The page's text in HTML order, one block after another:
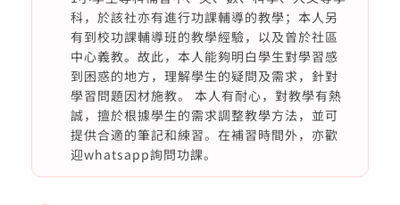
科，於該社亦有進行功課輔導的教學；本人另
有到校功課輔導班的教學經驗，以及曾於社區
中心義教。故此，本人能夠明白學生對學習感
到困惑的地方，理解學生的疑問及需求，針對
學習問題因材施教。 本人有耐心，對教學有熱
誠，擅於根據學生的需求調整教學方法，並可
提供合適的筆記和練習。在補習時間外，亦歡
迎whatsapp詢問功課。